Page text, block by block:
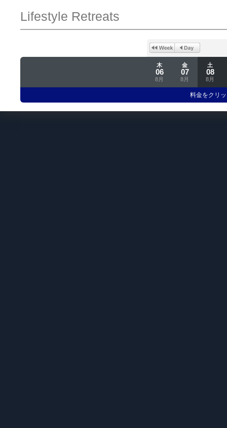
Lifestyle Retreats
木
06
8月
金
07
8月
土
08
8月
料金をクリ